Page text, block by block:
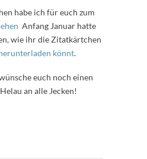
habe ich für euch zum
Anfang Januar hatte
wie ihr die Zitatkärtchen
könnt.
euch noch einen
an alle Jecken!